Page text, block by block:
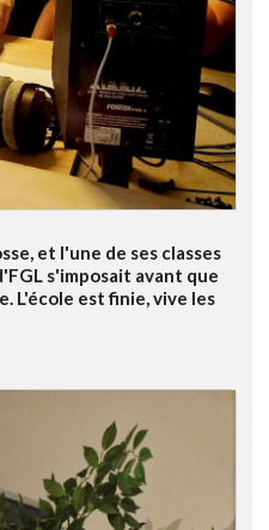
et l'une de ses classes
s'imposait avant que
L'école est finie, vive les